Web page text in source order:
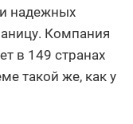
надежных
Компания
в 149 странах
такой же, как у